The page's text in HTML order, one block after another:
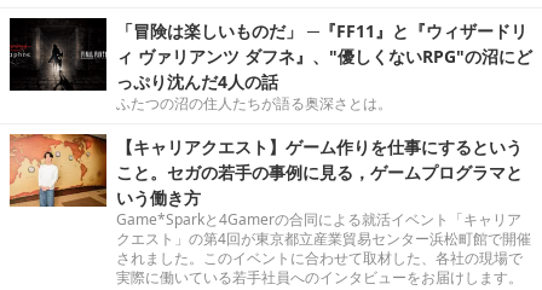
「冒険は楽しいものだ」 ─『FF11』と『ウィザードリ
ィ ヴァリアンツ ダフネ』、"優しくないRPG"の沼にど
っぷり沈んだ4人の話
ふたつの沼の住人たちが語る奥深さとは。
【キャリアクエスト】ゲーム作りを仕事にするという
こと。セガの若手の事例に見る，ゲームプログラマと
いう働き方
Game*Sparkと4Gamerの合同による就活イベント「キャリア
クエスト」の第4回が東京都立産業貿易センター浜松町館で開催
されました。このイベントに合わせて取材した、各社の現場で
実際に働いている若手社員へのインタビューをお届けします。